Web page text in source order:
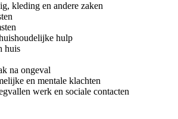
kleding en andere zaken
hulp
huis
na ongeval
en mentale klachten
werk en sociale contacten